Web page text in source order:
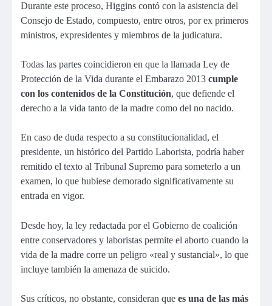
Durante este proceso, Higgins contó con la asistencia del
Consejo de Estado, compuesto, entre otros, por ex primeros
ministros, expresidentes y miembros de la judicatura.
Todas las partes coincidieron en que la llamada Ley de
Protección de la Vida durante el Embarazo 2013 cumple
con los contenidos de la Constitución, que defiende el
derecho a la vida tanto de la madre como del no nacido.
En caso de duda respecto a su constitucionalidad, el
presidente, un histórico del Partido Laborista, podría haber
remitido el texto al Tribunal Supremo para someterlo a un
examen, lo que hubiese demorado significativamente su
entrada en vigor.
Desde hoy, la ley redactada por el Gobierno de coalición
entre conservadores y laboristas permite el aborto cuando la
vida de la madre corre un peligro «real y sustancial», lo que
incluye también la amenaza de suicido.
Sus críticos, no obstante, consideran que es una de las más